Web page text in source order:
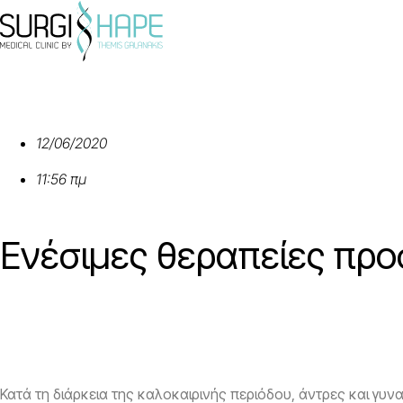
12/06/2020
11:56 πμ
Ενέσιμες θεραπείες
Κατά τη διάρκεια της καλοκαιρινής περιόδου, άντρες και